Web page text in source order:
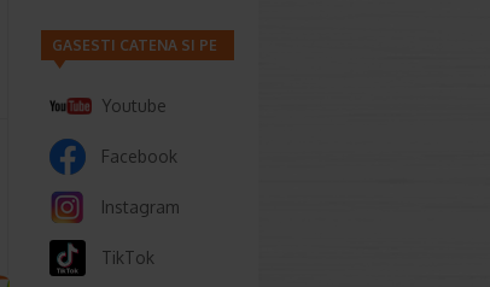
GASESTI CATENA SI PE
Youtube
Facebook
Instagram
TikTok